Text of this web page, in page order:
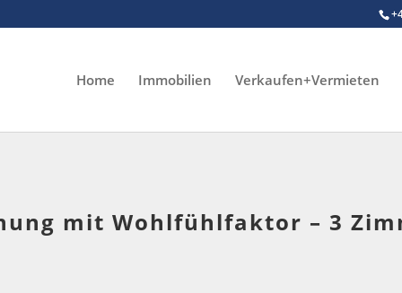
Home Immobilien Verkaufen+Vermieten
mit Wohlfühlfaktor – 3